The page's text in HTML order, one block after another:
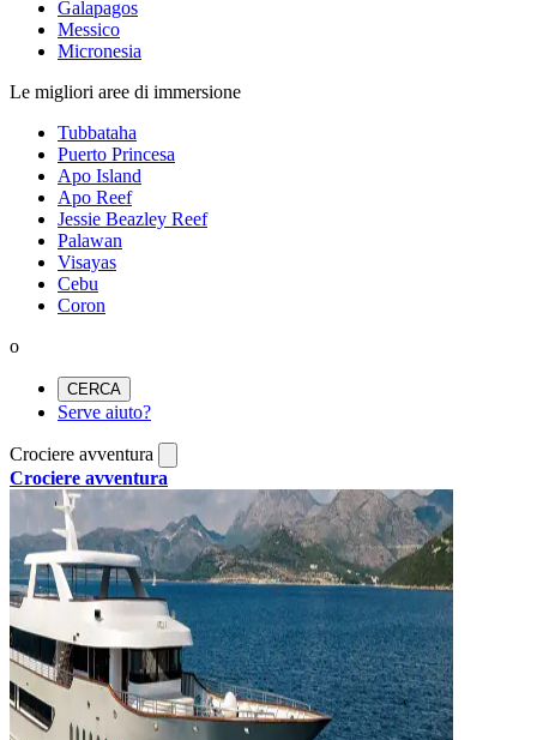
Galapagos
Messico
Micronesia
Le migliori aree di immersione
Tubbataha
Puerto Princesa
Apo Island
Apo Reef
Jessie Beazley Reef
Palawan
Visayas
Cebu
Coron
o
CERCA
Serve aiuto?
Crociere avventura
Crociere avventura